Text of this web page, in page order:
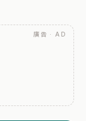
廣告 · AD